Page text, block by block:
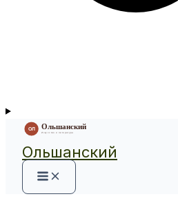
Ольшанский